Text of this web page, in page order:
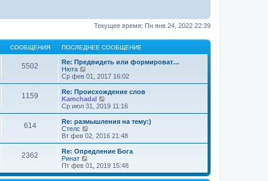
Текущее время: Пн янв 24, 2022 22:39
СООБЩЕНИЯ ПОСЛЕДНЕЕ СООБЩЕНИЕ
5502
Re: Предвидеть или формироват…
Нюта
е
р
е
й
т
п
о
с
е
д
н
е
Ср фев 01, 2017 16:02
1159
Re: Происхождение слов
Kamchadal
е
р
е
т
п
о
с
л
Ср июл 31, 2019 11:16
614
Re: размышления на тему:)
Стелс
е
р
е
й
т
к
Вт фев 02, 2016 21:48
2362
Re: Опредление Бога
Ринат
е
р
е
Пт фев 01, 2019 15:48